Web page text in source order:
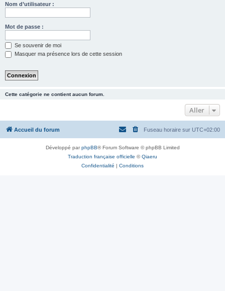
Nom d’utilisateur :
Mot de passe :
Se souvenir de moi
Masquer ma présence lors de cette session
Cette catégorie ne contient aucun forum.
Aller
Accueil du forum Fuseau horaire sur UTC+02:00
Développé parphpBB® Forum Software © phpBB Limited
Traduction française officielle ©Qiaeru
Confidentialité | Conditions